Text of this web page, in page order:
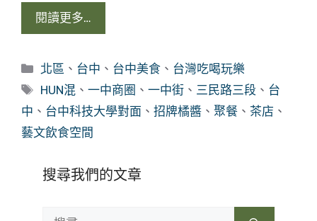
閱讀更多…
分
類
北區 、 台中 、 台中美食 、 台灣吃喝玩樂
標
籤
HUN混 、一中商圈 、一中街 、 三民路三段 、 台
中 、 台中科技大學對面 、 招牌橘醬 、 聚餐 、 茶店 、
藝文飲食空間
搜尋我們的文章